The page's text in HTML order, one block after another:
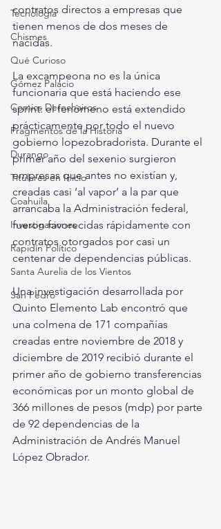
Tecnología
Chismes
Qué Curioso
Gómez Palacio
Comics Derechairos
Fragmentos de la Historia
Durango
Titulares en Inicio
Coahuila
Investigaciones
Rapidín Político
Santa Aurelia de los Vientos
San Pedro
contratos directos a empresas que
tienen menos de dos meses de
nacidas.
La excampeona no es la única
funcionaria que está haciendo ese
sprint: el fenómeno está extendido
prácticamente por todo el nuevo
gobierno lopezobradorista. Durante el
primer año del sexenio surgieron
empresas que antes no existían y,
creadas casi ‘al vapor’ a la par que
arrancaba la Administración federal,
fueron favorecidas rápidamente con
contratos otorgados por casi un
centenar de dependencias públicas.
Una investigación desarrollada por
Quinto Elemento Lab encontró que
una colmena de 171 compañías
creadas entre noviembre de 2018 y
diciembre de 2019 recibió durante el
primer año de gobierno transferencias
económicas por un monto global de
366 millones de pesos (mdp) por parte
de 92 dependencias de la
Administración de Andrés Manuel
López Obrador.